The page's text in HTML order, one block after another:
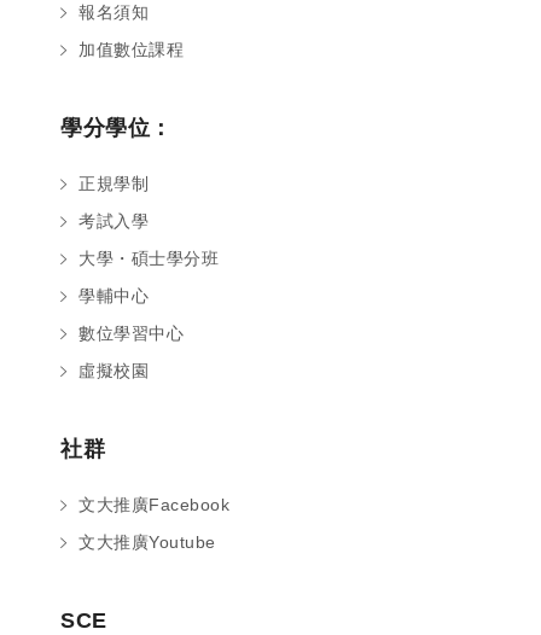
報名須知
加值數位課程
學分學位：
正規學制
考試入學
大學・碩士學分班
學輔中心
數位學習中心
虛擬校園
社群
文大推廣Facebook
文大推廣Youtube
SCE